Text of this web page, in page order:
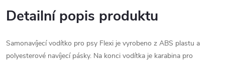
Detailní popis produktu
Samonavíjecí vodítko pro psy Flexi je vyrobeno z ABS plastu a
polyesterové navíjecí pásky. Na konci vodítka je karabina pro